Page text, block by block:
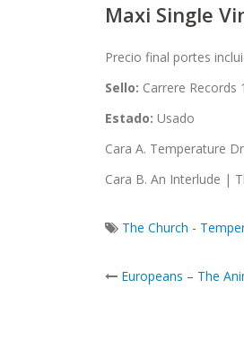
Maxi Single
Precio final portes
Sello: Carrere Records
Estado: Usado
Cara A. Temperature
Cara B. An Interlude |
The Church -
Post
Europeans – The